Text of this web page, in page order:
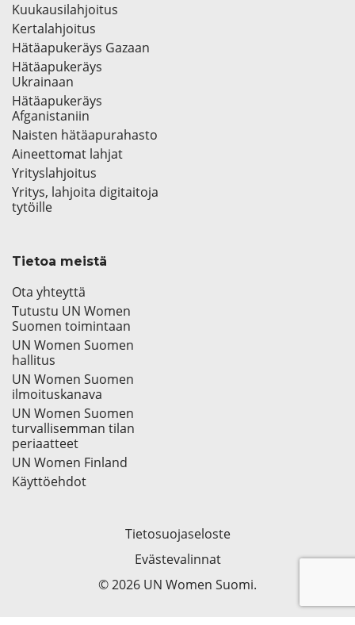
Kuukausilahjoitus
Kertalahjoitus
Hätäapukeräys Gazaan
Hätäapukeräys
Ukrainaan
Hätäapukeräys
Afganistaniin
Naisten hätäapurahasto
Aineettomat lahjat
Yrityslahjoitus
Yritys, lahjoita digitaitoja
tytöille
Tietoa meistä
Ota yhteyttä
Tutustu UN Women
Suomen toimintaan
UN Women Suomen
hallitus
UN Women Suomen
ilmoituskanava
UN Women Suomen
turvallisemman tilan
periaatteet
UN Women Finland
Käyttöehdot
Tietosuojaseloste
Evästevalinnat
© 2026 UN Women Suomi.